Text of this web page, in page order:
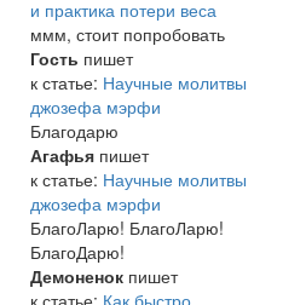
и практика потери веса
ммм, стоит попробовать
Гость пишет
к статье: Научные молитвы
джозефа мэрфи
Благодарю
Агафья пишет
к статье: Научные молитвы
джозефа мэрфи
БлагоЛарю! БлагоЛарю!
БлагоДарю!
Демоненок пишет